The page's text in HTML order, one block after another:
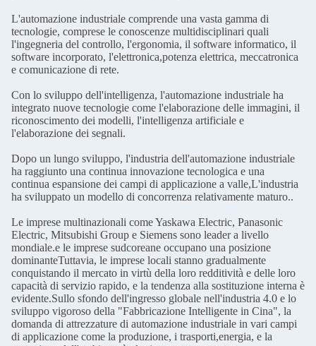
L'automazione industriale comprende una vasta gamma di
tecnologie, comprese le conoscenze multidisciplinari quali
l'ingegneria del controllo, l'ergonomia, il software informatico, il
software incorporato, l'elettronica,potenza elettrica, meccatronica
e comunicazione di rete.
Con lo sviluppo dell'intelligenza, l'automazione industriale ha
integrato nuove tecnologie come l'elaborazione delle immagini, il
riconoscimento dei modelli, l'intelligenza artificiale e
l'elaborazione dei segnali.
Dopo un lungo sviluppo, l'industria dell'automazione industriale
ha raggiunto una continua innovazione tecnologica e una
continua espansione dei campi di applicazione a valle,L'industria
ha sviluppato un modello di concorrenza relativamente maturo..
Le imprese multinazionali come Yaskawa Electric, Panasonic
Electric, Mitsubishi Group e Siemens sono leader a livello
mondiale.e le imprese sudcoreane occupano una posizione
dominanteTuttavia, le imprese locali stanno gradualmente
conquistando il mercato in virtù della loro redditività e delle loro
capacità di servizio rapido, e la tendenza alla sostituzione interna è
evidente.Sullo sfondo dell'ingresso globale nell'industria 4.0 e lo
sviluppo vigoroso della "Fabbricazione Intelligente in Cina", la
domanda di attrezzature di automazione industriale in vari campi
di applicazione come la produzione, i trasporti,energia, e la